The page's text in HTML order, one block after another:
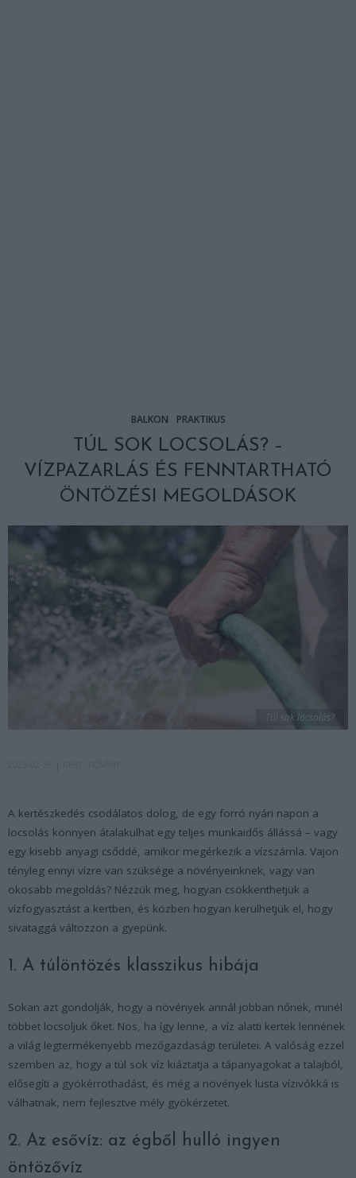
BALKON PRAKTIKUS
TÚL SOK LOCSOLÁS? –
VÍZPAZARLÁS ÉS FENNTARTHATÓ
ÖNTÖZÉSI MEGOLDÁSOK
Túl sok locsolás?
A kertészkedés csodálatos dolog, de egy forró nyári napon a
locsolás könnyen átalakulhat egy teljes munkaidős állássá – vagy
egy kisebb anyagi csőddé, amikor megérkezik a vízszámla. Vajon
tényleg ennyi vízre van szüksége a növényeinknek, vagy van
okosabb megoldás? Nézzük meg, hogyan csökkenthetjük a
vízfogyasztást a kertben, és közben hogyan kerülhetjük el, hogy
sivataggá változzon a gyepünk.
1. A túlöntözés klasszikus hibája
Sokan azt gondolják, hogy a növények annál jobban nőnek, minél
többet locsoljuk őket. Nos, ha így lenne, a víz alatti kertek lennének
a világ legtermékenyebb mezőgazdasági területei. A valóság ezzel
szemben az, hogy a túl sok víz kiáztatja a tápanyagokat a talajból,
elősegíti a gyökérrothadást, és még a növények lusta vízivókká is
válhatnak, nem fejlesztve mély gyökérzetet.
2. Az esővíz: az égből hulló ingyen
öntözővíz